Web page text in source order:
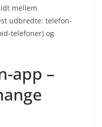
mellem
udbredte: telefon-
telefoner) og
app –